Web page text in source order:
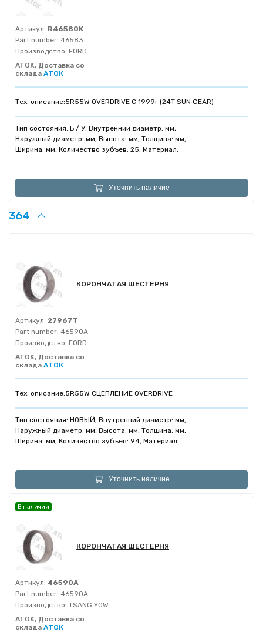
Артикул: R46580K
Part number: 46583
Производство: FORD
ATOK, Доставка со
склада АТОК
Тех. описание:5R55W OVERDRIVE С 1999г (24T SUN GEAR)
Тип состояния: Б / У, Внутренний диаметр: мм,
Наружный диаметр: мм, Высота: мм, Толщина: мм,
Ширина: мм, Количество зубъев: 25, Материал:
Уточнить наличие
364
КОРОНЧАТАЯ ШЕСТЕРНЯ
Артикул: 27967T
Part number: 46590A
Производство: FORD
ATOK, Доставка со
склада АТОК
Тех. описание:5R55W СЦЕПЛЕНИЕ OVERDRIVE
Тип состояния: НОВЫЙ, Внутренний диаметр: мм,
Наружный диаметр: мм, Высота: мм, Толщина: мм,
Ширина: мм, Количество зубъев: 94, Материал:
Уточнить наличие
КОРОНЧАТАЯ ШЕСТЕРНЯ
Артикул: 46590A
Part number: 46590A
Производство: TSANG YOW
ATOK, Доставка со
склада АТОК
В наличии